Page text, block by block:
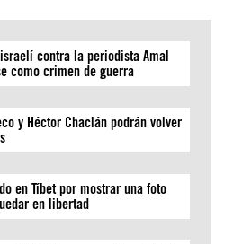
contra la periodista Amal
como crimen de guerra
y Héctor Chaclán podrán volver
en Tíbet por mostrar una foto
en libertad